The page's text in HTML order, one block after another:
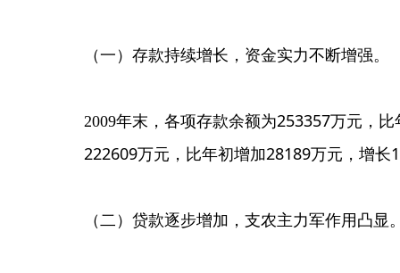
（一）存款持续增长，资金实力不断增强。
2009年末，各项存款余额为253357万元，比
222609万元，比年初增加28189万元，增长
（二）贷款逐步增加，支农主力军作用凸显